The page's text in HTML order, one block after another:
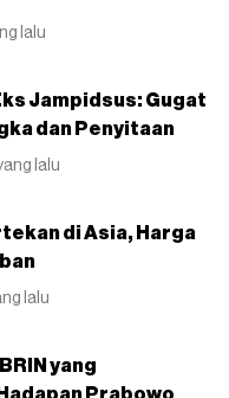
lalu
Jampidsus: Gugat
dan Penyitaan
lalu
di Asia, Harga
lalu
yang
Prabowo